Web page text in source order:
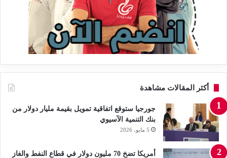
أكثر المقالات مشاهدة
جورجيا ستوقع اتفاقية تمويل بقيمة مليار دولار من
بنك التنمية الآسيوي
5 مايو، 2026
أمريكا تضخ 70 مليون دولار في قطاع النفط والغاز